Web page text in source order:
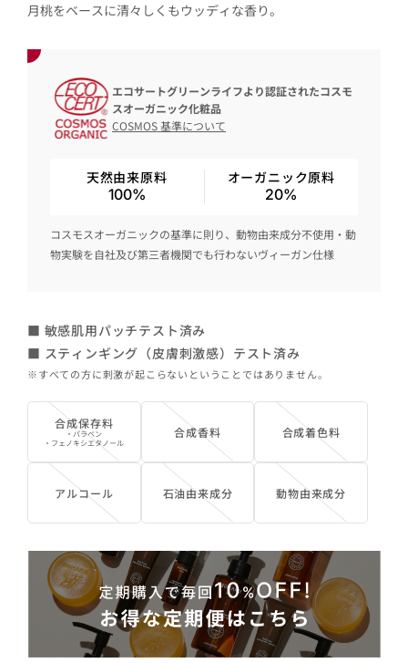
月桃をベースに清々しくもウッディな香り。
エコサートグリーンライフより認証されたコスモ
スオーガニック化粧品
COSMOS 基準について
天然由来原料
100%
オーガニック原料
20%
コスモスオーガニックの基準に則り、動物由来成分不使用・動
物実験を自社及び第三者機関でも行わないヴィーガン仕様
■ 敏感肌用パッチテスト済み
■ スティンギング（皮膚刺激感）テスト済み
※すべての方に刺激が起こらないということではありません。
合成保存料
・パラベン
・フェノキシエタノール
合成香料 合成着色料
アルコール 石油由来成分 動物由来成分